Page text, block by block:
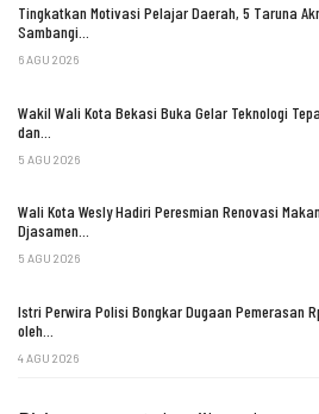
Tingkatkan Motivasi Pelajar Daerah, 5 Taruna
Sambangi…
6 AGU 2026
Wakil Wali Kota Bekasi Buka Gelar Teknologi
dan…
5 AGU 2026
Wali Kota Wesly Hadiri Peresmian Renovasi
Djasamen…
5 AGU 2026
Istri Perwira Polisi Bongkar Dugaan Pemerasan
oleh…
4 AGU 2026